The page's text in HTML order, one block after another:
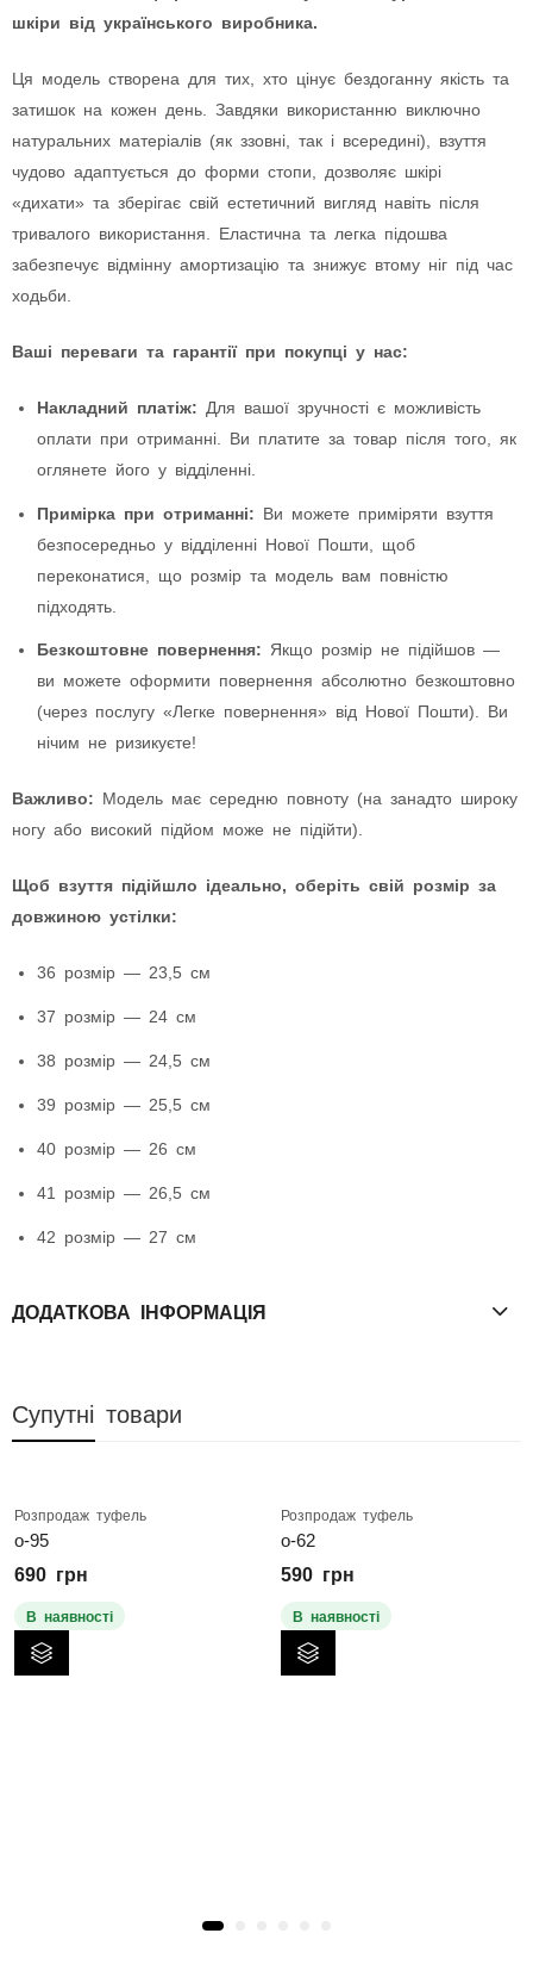
шкіри від українського виробника.
Ця модель створена для тих, хто цінує бездоганну якість та
затишок на кожен день. Завдяки використанню виключно
натуральних матеріалів (як ззовні, так і всередині), взуття
чудово адаптується до форми стопи, дозволяє шкірі
«дихати» та зберігає свій естетичний вигляд навіть після
тривалого використання. Еластична та легка підошва
забезпечує відмінну амортизацію та знижує втому ніг під час
ходьби.
Ваші переваги та гарантії при покупці у нас:
Накладний платіж: Для вашої зручності є можливість
оплати при отриманні. Ви платите за товар після того, як
оглянете його у відділенні.
Примірка при отриманні: Ви можете приміряти взуття
безпосередньо у відділенні Нової Пошти, щоб
переконатися, що розмір та модель вам повністю
підходять.
Безкоштовне повернення: Якщо розмір не підійшов —
ви можете оформити повернення абсолютно безкоштовно
(через послугу «Легке повернення» від Нової Пошти). Ви
нічим не ризикуєте!
Важливо: Модель має середню повноту (на занадто широку
ногу або високий підйом може не підійти).
Щоб взуття підійшло ідеально, оберіть свій розмір за
довжиною устілки:
36 розмір — 23,5 см
37 розмір — 24 см
38 розмір — 24,5 см
39 розмір — 25,5 см
40 розмір — 26 см
41 розмір — 26,5 см
42 розмір — 27 см
ДОДАТКОВА ІНФОРМАЦІЯ
Супутні товари
Розпродаж туфель
о-95
690 грн
В наявності
Розпродаж туфель
о-62
590 грн
В наявності